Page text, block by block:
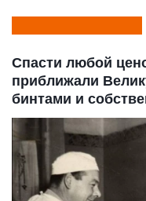
Святки,
Спасти любой
приближали
бинтами и